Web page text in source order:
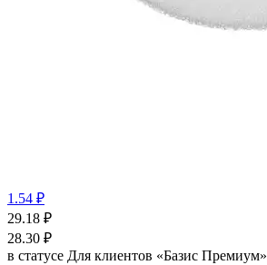
1.54 ₽
29.18 ₽
28.30 ₽
в статусе Для клиентов «Базис Премиум»